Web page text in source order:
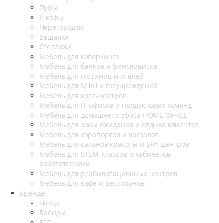
Пуфы
Шкафы
Перегородки
Вешалки
Стеллажи
Мебель для коворкинга
Мебель для банков и финсервисов
Мебель для гостиниц и отелей
Мебель для МФЦ и госучреждений
Мебель для колл-центров
Мебель для IT-офисов и продуктовых команд
Мебель для домашнего офиса HOME OFFICE
Мебель для зоны ожидания и отдыха клиентов
Мебель для аэропортов и вокзалов
Мебель для салонов красоты и SPA-центров
Мебель для STEM-классов и кабинетов
робототехники
Мебель для реабилитационных центров
Мебель для кафе и ресторанов
Бренды
Назад
Бренды